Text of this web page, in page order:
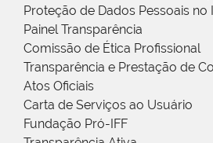
Proteção de Dados Pessoais no
Painel Transparência
Comissão de Ética Profissional
Transparência e Prestação de
Atos Oficiais
Carta de Serviços ao Usuário
Fundação Pró-IFF